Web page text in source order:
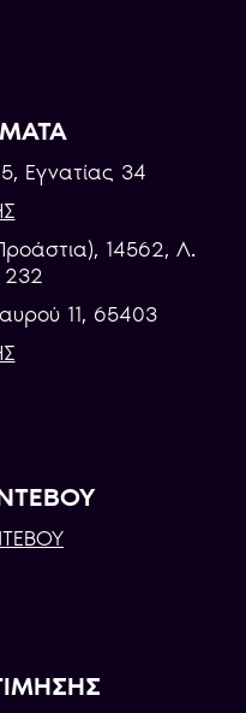
Εγνατίας 34
14562, Λ.
232
11, 65403